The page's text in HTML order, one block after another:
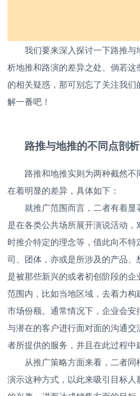
我们要来深入探讨一下路推
析地推和路演的差异之处。倘若
的相关疑惑，那可别忘了关注我
解一番吧！
路推与地推的不同点剖析
路推和地推实则为两种截然
在着明显的差异，具体如下：
就推广范围而言，二者有着
是在各类公共场所展开演说活动
时推介特定的理念等，借此向不
司、团体，亦或是所涉及的产品
是被那些新兴的或者初创阶段的
范围内，比如当地区域，去着力
市场份额。通常情况下，企业会安
与潜在的客户进行面对面的沟通
者所提供的服务，并且在此过程中
从推广策略方面来看，二者
演示这种方式，以此来吸引目标